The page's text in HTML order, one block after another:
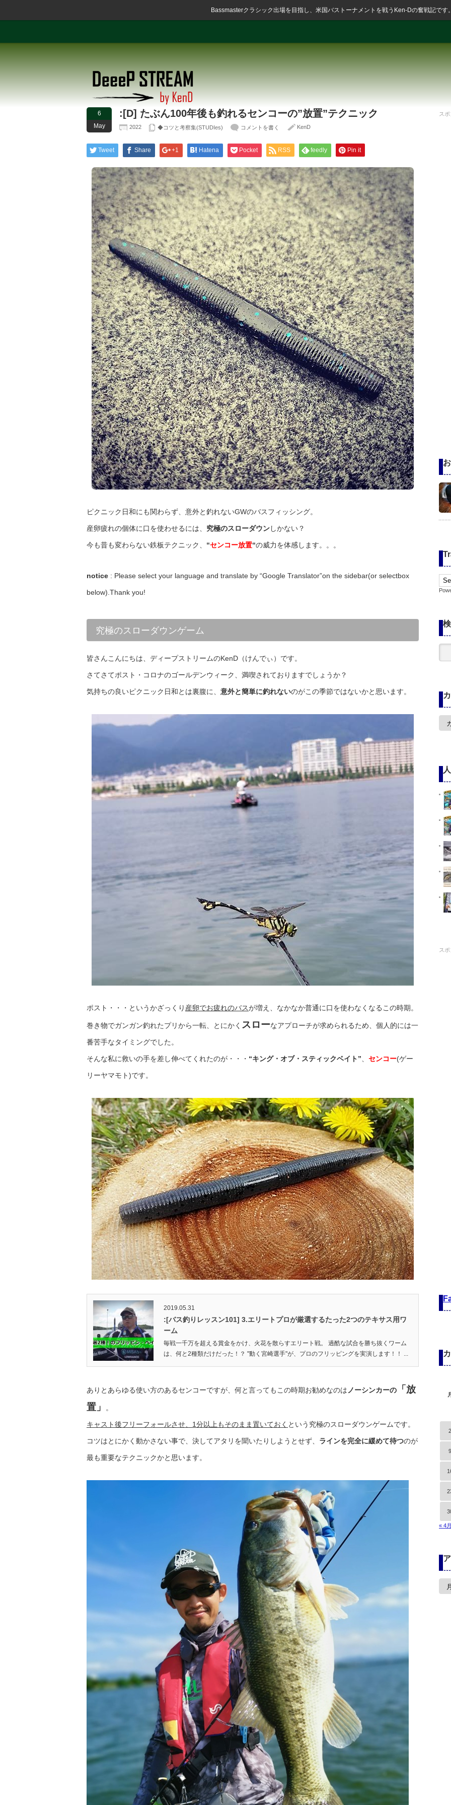
Bassmasterクラシック出場を目指し、米国バストーナメントを戦うKen-Dの奮戦記です
6
May
:[D] たぶん100年後も釣れるセンコーの”放置”テクニック
2022 ◆コツと考察集(STUDIes) コメントを書く KenD
Tweet Share +1 Hatena Pocket RSS feedly Pin it
ピクニック日和にも関わらず、意外と釣れないGWのバスフィッシング。
産卵疲れの個体に口を使わせるには、 究極のスローダウンしかない？
今も昔も変わらない鉄板テクニック、 “センコー放置“の威力を体感します。。。
notice : Please select your language and translate by “Google Translator”on the sidebar(or selectbox
below).Thank you!
究極のスローダウンゲーム
皆さんこんにちは、ディープストリームのKenD（けんでぃ）です。
さてさてポスト・コロナのゴールデンウィーク、満喫されておりますでしょうか？
気持ちの良いピクニック日和とは裏腹に、 意外と簡単に釣れないのがこの季節ではないかと思います。
ポスト・・・というかざっくり 産卵でお疲れのバスが増え、なかなか普通に口を使わなくなるこの時期。
巻き物でガンガン釣れたプリから一転、とにかく スローなアプローチが求められるため、個人的には一
番苦手なタイミングでした。
そんな私に救いの手を差し伸べてくれたのが・・・ “キング・オブ・スティックベイト” センコー(ゲー
リーヤマモト)です。
2019.05.31
:[バス釣りレッスン101] 3.エリートプロが厳選するたった2つのテキサス用ワ
ーム
毎戦一千万を超える賞金をかけ、火花を散らすエリート戦。 過酷な試合を勝ち抜くワーム
は、何と2種類だけだった！？ "動く宮崎選手"が、プロのフリッピングを実演します！！ ...
ありとあらゆる使い方のあるセンコーですが、何と言ってもこの時期お勧めなのは ノーシンカーの
「放
置」
。
キャスト後フリーフォールさせ、1分以上もそのまま置いておく という究極のスローダウンゲームです。
コツはとにかく動かさない事で、決してアタリを聞いたりしようとせず、 ラインを完全に緩めて待つのが
最も重要なテクニックかと思います。
ス
カ
ス
2
9
« 4月
ア